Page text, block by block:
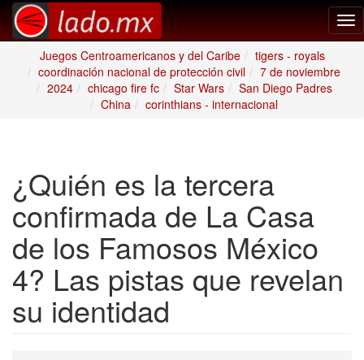
Juegos Centroamericanos y del Caribe
tigers - royals
coordinación nacional de protección civil
7 de noviembre
2024
chicago fire fc Star Wars
San Diego Padres
China
corinthians - internacional
¿Quién es la tercera
confirmada de La Casa
de los Famosos México
4? Las pistas que revelan
su identidad